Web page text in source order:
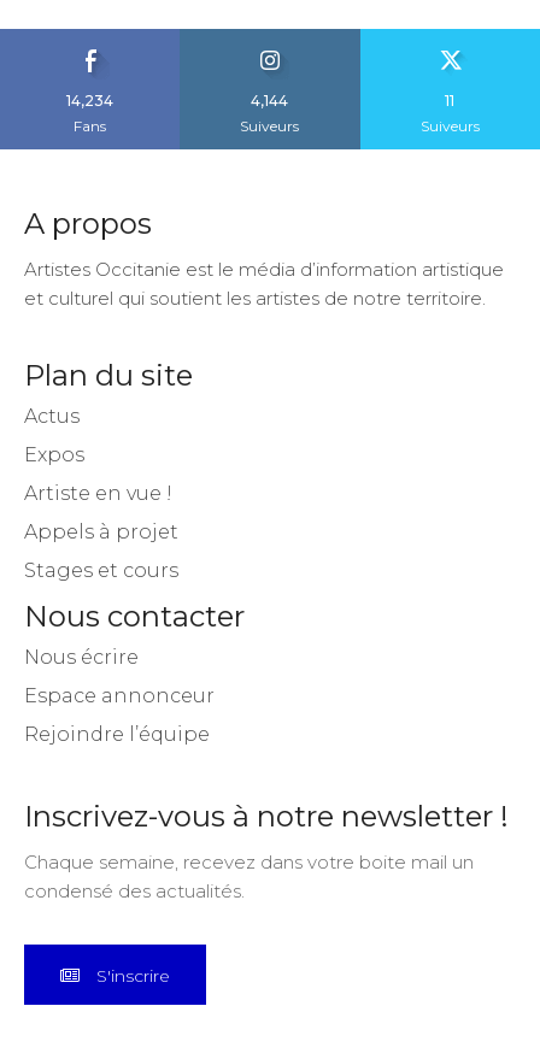
14,234
Fans
4,144
Suiveurs
11
Suiveurs
A propos
Artistes Occitanie est le média d’information artistique
et culturel qui soutient les artistes de notre territoire.
Plan du site
Actus
Expos
Artiste en vue !
Appels à projet
Stages et cours
Nous contacter
Nous écrire
Espace annonceur
Rejoindre l’équipe
Inscrivez-vous à notre newsletter !
Chaque semaine, recevez dans votre boite mail un
condensé des actualités.
S'inscrire